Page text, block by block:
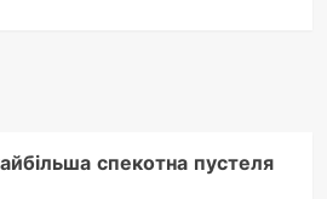
спекотна пустеля